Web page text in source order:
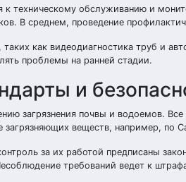
техническому обслуживанию и
В среднем, проведение
как видеодиагностика труб и
проблемы на ранней стадии.
и
загрязнения почвы и водоемов.
веществ, например, по
за их работой предписаны
требований ведет к